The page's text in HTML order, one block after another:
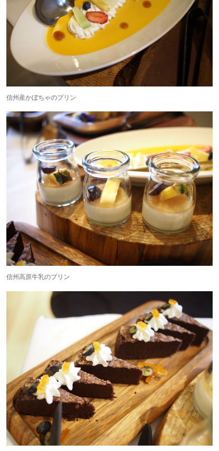
信州産かぼちゃのプリン
信州高原牛乳のプリン